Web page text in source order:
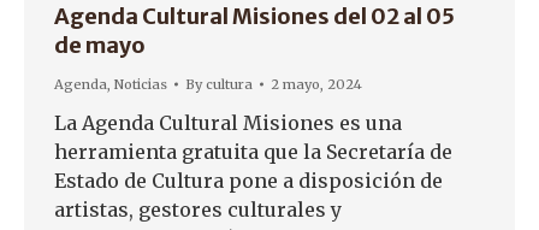
Agenda Cultural Misiones del 02 al 05
de mayo
Agenda, Noticias Bycultura 2 mayo, 2024
La Agenda Cultural Misiones es una
herramienta gratuita que la Secretaría de
Estado de Cultura pone a disposición de
artistas, gestores culturales y